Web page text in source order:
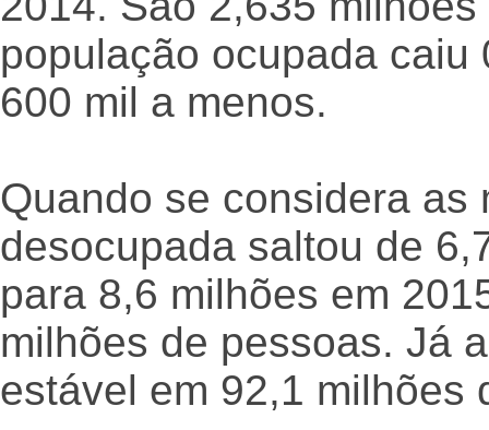
população ocupada
600 mil a menos.
Quando se considera as
desocupada saltou de
para 8,6 milhões em
milhões de pessoas. Já
estável em 92,1 milhões